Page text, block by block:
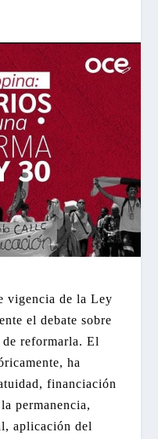
vigencia de la Ley
el debate sobre
reformarla. El
ha
financiación
permanencia,
aplicación del